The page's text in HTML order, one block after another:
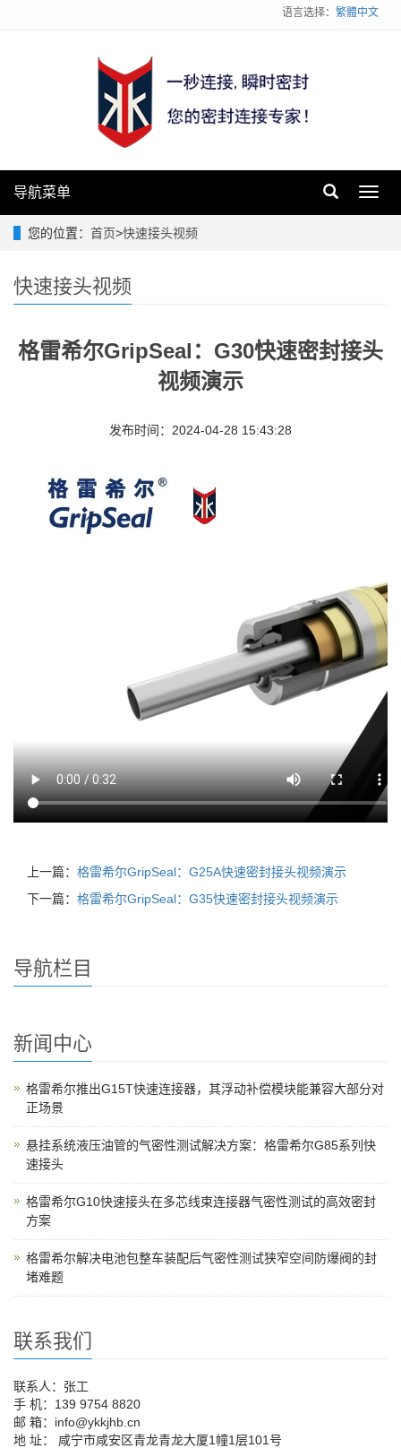
语言选择： 繁體中文
导航菜单
您的位置： 首页>快速接头视频
快速接头视频
格雷希尔GripSeal：G30快速密封接头
视频演示
发布时间：2024-04-28 15:43:28
上一篇： 格雷希尔GripSeal：G25A快速密封接头视频演示
下一篇： 格雷希尔GripSeal：G35快速密封接头视频演示
导航栏目
新闻中心
格雷希尔推出G15T快速连接器，其浮动补偿模块能兼容大部分对
正场景
悬挂系统液压油管的气密性测试解决方案：格雷希尔G85系列快
速接头
格雷希尔G10快速接头在多芯线束连接器气密性测试的高效密封
方案
格雷希尔解决电池包整车装配后气密性测试狭窄空间防爆阀的封
堵难题
联系我们
联系人：张工
手 机：139 9754 8820
邮 箱：info@ykkjhb.cn
地 址： 咸宁市咸安区青龙青龙大厦1幢1层101号